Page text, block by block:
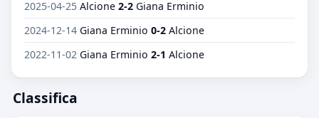
2025-04-25 Alcione 2-2 Giana Erminio
2024-12-14 Giana Erminio 0-2 Alcione
2022-11-02 Giana Erminio 2-1 Alcione
Classifica